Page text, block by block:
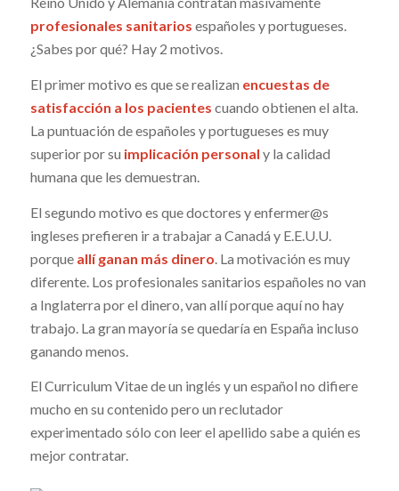
profesionales sanitarios españoles y portugueses.
¿Sabes por qué? Hay 2 motivos.
El primer motivo es que se realizan encuestas de
satisfacción a los pacientes cuando obtienen el alta.
La puntuación de españoles y portugueses es muy
superior por su implicación personal y la calidad
humana que les demuestran.
El segundo motivo es que doctores y enfermer@s
ingleses prefieren ir a trabajar a Canadá y E.E.U.U.
porque allí ganan más dinero . La motivación es muy
diferente. Los profesionales sanitarios españoles no van
a Inglaterra por el dinero, van allí porque aquí no hay
trabajo. La gran mayoría se quedaría en España incluso
ganando menos.
El Curriculum Vitae de un inglés y un español no difiere
mucho en su contenido pero un reclutador
experimentado sólo con leer el apellido sabe a quién es
mejor contratar.